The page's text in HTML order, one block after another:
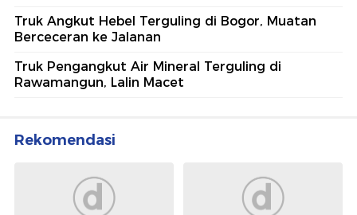
Truk Angkut Hebel Terguling di Bogor, Muatan
Berceceran ke Jalanan
Truk Pengangkut Air Mineral Terguling di
Rawamangun, Lalin Macet
Rekomendasi